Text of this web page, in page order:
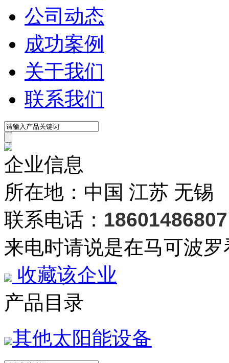
公司动态
成功案例
关于我们
联系我们
企业信息
所在地：中国 江苏 无锡
联系电话： 18601486807
来电时请说是在马可波
收藏该企业
产品目录
其他太阳能设备